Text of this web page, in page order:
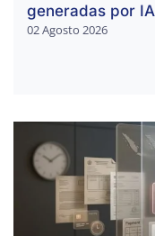
generadas por IA
02 Agosto 2026